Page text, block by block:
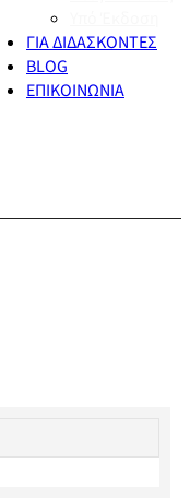
ΓΙΑ ΔΙΔΑΣΚΟΝΤΕΣ
BLOG
ΕΠΙΚΟΙΝΩΝΙΑ